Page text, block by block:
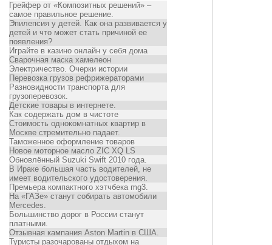
Грейфер от «Композитных решений» –
самое правильное решение.
Эпилепсия у детей. Как она развивается у
детей и что может стать причиной ее
появления?
Играйте в казино онлайн у себя дома
Сварочная маска хамелеон
Электричество. Очерки истории
Перевозка грузов рефрижераторами
Разновидности транспорта для
грузоперевозок.
Детские товары в интернете.
Как содержать дом в чистоте
Стоимость однокомнатных квартир в
Москве стремительно падает.
Таможенное оформление товаров
Новое моторное масло ZIC XQ LS
Обновлённый Suzuki Swift 2010 года.
В Ираке большая часть водителей, не
имеет водительского удостоверения.
Премьера компактного хэтчбека mg3.
На «ГАЗе» станут собирать автомобили
Mercedes.
Большинство дорог в России станут
платными.
Отзывная кампания Aston Martin в США.
Туристы разочарованы отдыхом на